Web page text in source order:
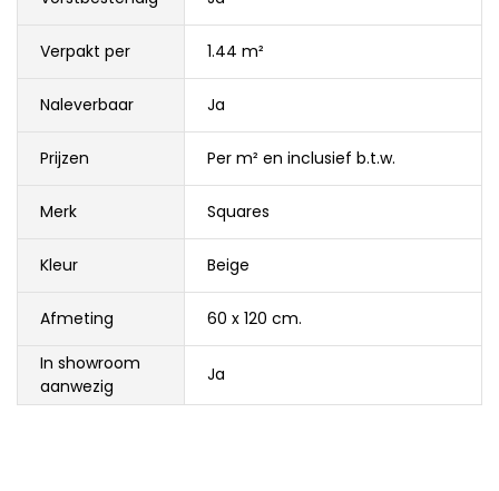
Verpakt per 1.44 m²
Naleverbaar Ja
Prijzen Per m² en inclusief b.t.w.
Merk Squares
Kleur Beige
Afmeting
60 x 120 cm.
In showroom
aanwezig
Ja